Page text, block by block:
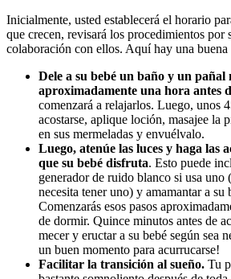
Inicialmente, usted establecerá el horario
que crecen, revisará los procedimientos por
colaboración con ellos. Aquí hay una buena
Dele a su bebé un baño y un pañal
aproximadamente una hora antes
comenzará a relajarlos. Luego, unos
acostarse, aplique loción, masajee la
en sus mermeladas y envuélvalo.
Luego, atenúe las luces y haga las
que su bebé disfruta. Esto puede
generador de ruido blanco si usa
necesita tener uno) y amamantar a su
Comenzarás esos pasos
de dormir. Quince minutos antes de
mecer y eructar a su bebé según sea
un buen momento para acurrucarse!
Facilitar la transición al sueño. Tu